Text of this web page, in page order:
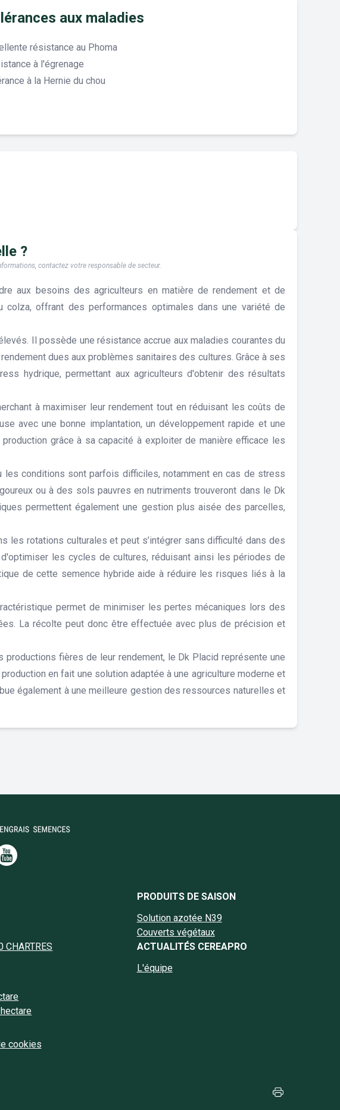
aux maladies
résistance au Phoma
à l'égrenage
à la Hernie du chou
?
contactez votre responsable de secteur.
aux besoins des agriculteurs en matière de rendement et de
offrant des performances optimales dans une variété de
Il possède une résistance accrue aux maladies courantes du
dues aux problèmes sanitaires des cultures. Grâce à ses
hydrique, permettant aux agriculteurs d'obtenir des résultats
à maximiser leur rendement tout en réduisant les coûts de
avec une bonne implantation, un développement rapide et une
grâce à sa capacité à exploiter de manière efficace les
conditions sont parfois difficiles, notamment en cas de stress
ou à des sols pauvres en nutriments trouveront dans le Dk
permettent également une gestion plus aisée des parcelles,
les rotations culturales et peut s’intégrer sans difficulté dans des
les cycles de cultures, réduisant ainsi les périodes de
de cette semence hybride aide à réduire les risques liés à la
permet de minimiser les pertes mécaniques lors des
La récolte peut donc être effectuée avec plus de précision et
fières de leur rendement, le Dk Placid représente une
en fait une solution adaptée à une agriculture moderne et
également à une meilleure gestion des ressources naturelles et
Imprimer
Facebook Cereapro
page Instagram Cereapro
la page Linkedin Cereapro
vers la page Twitter Cereapro
Lien vers la chaine YouTube Cereapro
PRODUITS DE SAISON
Solution azotée N39
Couverts végétaux
ACTUALITÉS CEREAPRO
L'équipe
cookies